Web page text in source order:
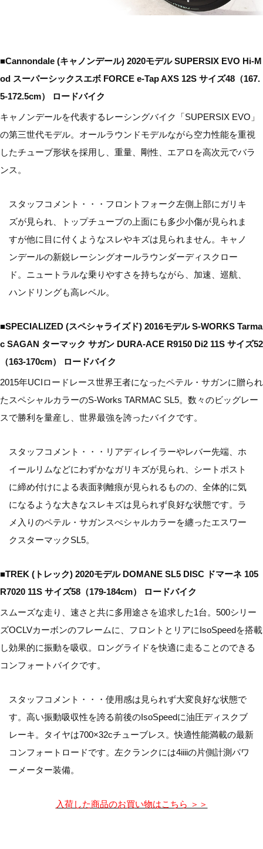
■Cannondale (キャノンデール) 2020モデル SUPERSIX EVO Hi-M
od スーパーシックスエボ FORCE e-Tap AXS 12S サイズ48（167.
5-172.5cm） ロードバイク
キャノンデールを代表するレーシングバイク「SUPERSIX EVO」
の第三世代モデル。オールラウンドモデルながら空力性能を重視
したチューブ形状を採用し、重量、剛性、エアロを高次元でバラ
ンス。
スタッフコメント・・・フロントフォーク左側上部にガリキ
ズが見られ、トップチューブの上面にも多少小傷が見られま
すが他に目に付くようなスレやキズは見られません。キャノ
ンデールの新鋭レーシングオールラウンダーディスクロー
ド。ニュートラルな乗りやすさを持ちながら、加速、巡航、
ハンドリングも高レベル。
■SPECIALIZED (スペシャライズド) 2016モデル S-WORKS Tarma
c SAGAN ターマック サガン DURA-ACE R9150 Di2 11S サイズ52
（163-170cm） ロードバイク
2015年UCIロードレース世界王者になったペテル・サガンに贈られ
たスペシャルカラーのS-Works TARMAC SL5。数々のビッグレー
スで勝利を量産し、世界最強を誇ったバイクです。
スタッフコメント・・・リアディレイラーやレバー先端、ホ
イールリムなどにわずかなガリキズが見られ、シートポスト
に締め付けによる表面剥離痕が見られるものの、全体的に気
になるような大きなスレキズは見られず良好な状態です。ラ
メ入りのペテル・サガンスぺシャルカラーを纏ったエスワー
クスターマックSL5。
■TREK (トレック) 2020モデル DOMANE SL5 DISC ドマーネ 105
R7020 11S サイズ58（179-184cm） ロードバイク
スムーズな走り、速さと共に多用途さを追求した1台。500シリー
ズOCLVカーボンのフレームに、フロントとリアにIsoSpeedを搭載
し効果的に振動を吸収。ロングライドを快適に走ることのできる
コンフォートバイクです。
スタッフコメント・・・使用感は見られず大変良好な状態で
す。高い振動吸収性を誇る前後のIsoSpeedに油圧ディスクブ
レーキ。タイヤは700×32cチューブレス。快適性能満載の最新
コンフォートロードです。左クランクには4iiiiの片側計測パワ
ーメーター装備。
入荷した商品のお買い物はこちら ＞＞